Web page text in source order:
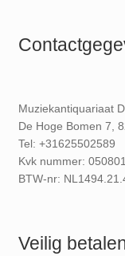
Muziekantiquariaat
De Hoge Bomen 7,
Tel: +31625502589
Kvk nummer:
BTW-nr:
Veilig